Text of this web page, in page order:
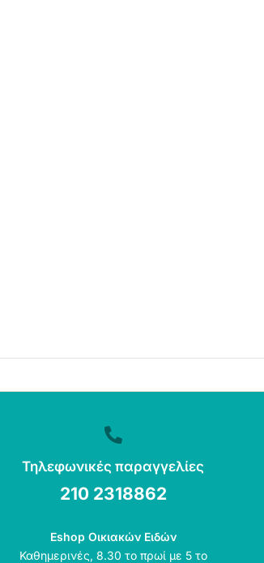
Τηλεφωνικές παραγγελίες
210 2318862
Eshop Οικιακών Ειδών
Καθημερινές, 8.30 το πρωί με 5 το